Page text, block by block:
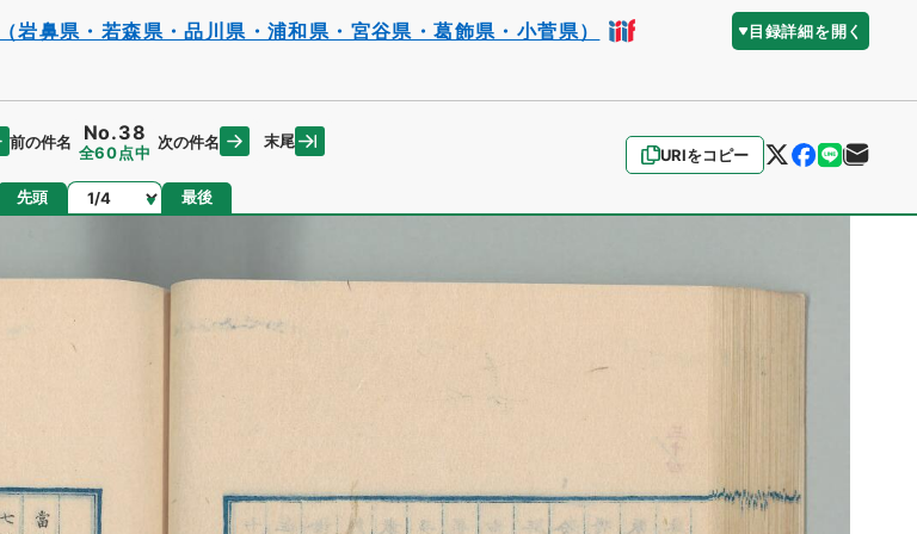
鼻県・若森県・品川県・浦和県・宮谷県・葛飾県・小菅県） 目録詳細を開く
URIをコピー
前の件名 No.38
全60点中
次の件名 末尾
先頭 ページ 最後